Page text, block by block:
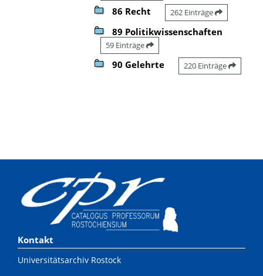
86 Recht 262 Einträge
89 Politikwissenschaften
59 Einträge
90 Gelehrte 220 Einträge
Kontakt
Universitätsarchiv Rostock